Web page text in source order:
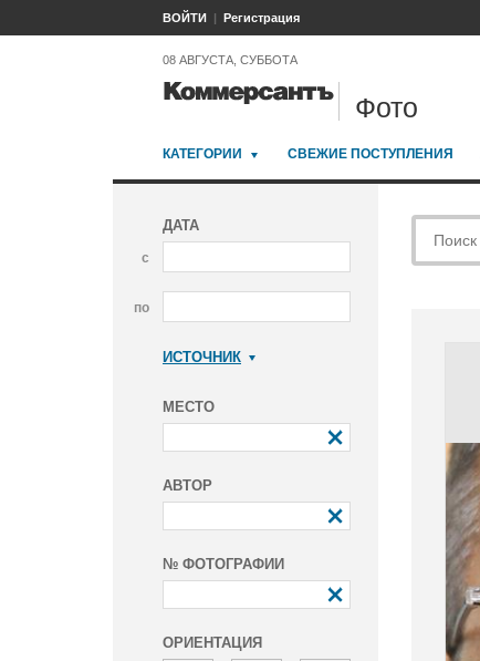
ВОЙТИ Регистрация
08 АВГУСТА, СУББОТА
Фото
КАТЕГОРИИ СВЕЖИЕ ПОСТУПЛЕНИЯ
ДАТА
с
по
ИСТОЧНИК
МЕСТО
АВТОР
№ ФОТОГРАФИИ
ОРИЕНТАЦИЯ